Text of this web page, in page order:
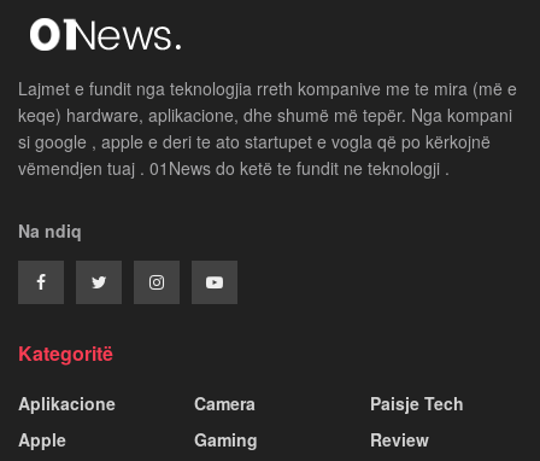
Lajmet e fundit nga teknologjia rreth kompanive me te mira (më e
keqe) hardware, aplikacione, dhe shumë më tepër. Nga kompani
si google , apple e deri te ato startupet e vogla që po kërkojnë
vëmendjen tuaj . 01News do ketë te fundit ne teknologji .
Na ndiq
Kategoritë
Aplikacione
Apple
Camera
Gaming
Paisje Tech
Review